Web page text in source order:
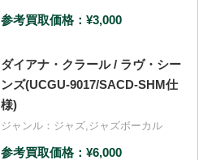
参考買取価格：¥3,000
ダイアナ・クラール / ラヴ・シー
ンズ(UCGU-9017/SACD-SHM仕
様)
ジャンル： ジャズ ジャズボーカル
参考買取価格：¥6,000